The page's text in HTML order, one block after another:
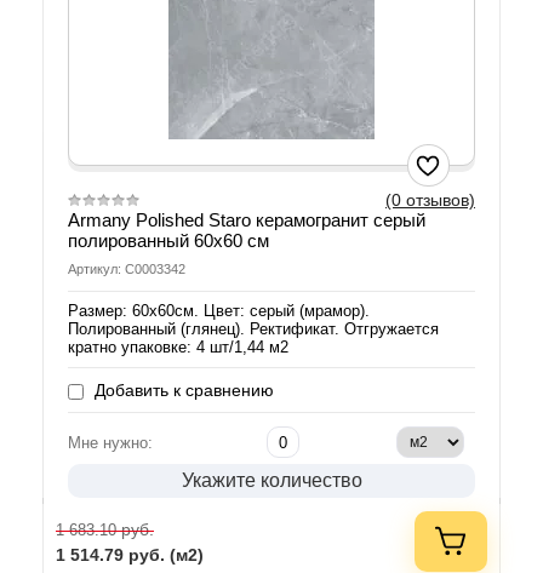
(0 отзывов)
Armany Polished Staro керамогранит серый
полированный 60х60 см
Артикул: С0003342
Размер: 60х60см. Цвет: серый (мрамор).
Полированный (глянец). Ректификат. Отгружается
кратно упаковке: 4 шт/1,44 м2
Добавить к сравнению
Мне нужно:
Укажите количество
1 683.10руб.
1 514.79 руб. (м2)